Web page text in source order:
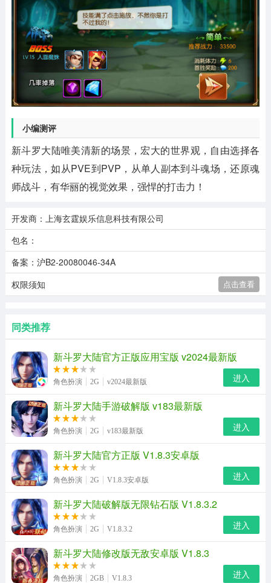
小编测评
新斗罗大陆唯美清新的场景，宏大的世界观，自由选择各
种玩法，如从PVE到PVP，从单人副本到斗魂场，还原魂
师战斗，有华丽的视觉效果，强悍的打击力！
开发商：上海玄霆娱乐信息科技有限公司
包名：
备案：沪B2-20080046-34A
权限须知
点击查看
同类推荐
新斗罗大陆官方正版应用宝版 v2024最新版
角色扮演 2G v2024最新版 进入
新斗罗大陆手游破解版 v183最新版
角色扮演 2G v183最新版 进入
新斗罗大陆官方正版 V1.8.3安卓版
角色扮演 2G V1.8.3安卓版 进入
新斗罗大陆破解版无限钻石版 V1.8.3.2
角色扮演 2G V1.8.3.2 进入
新斗罗大陆修改版无敌安卓版 V1.8.3
角色扮演 2GB V1.8.3 进入